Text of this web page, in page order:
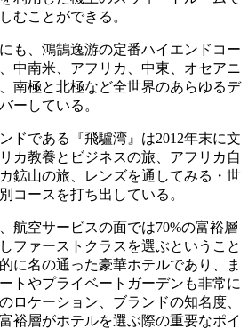
むことができる。
も、鴻鵠逸游の定番ハイエンドコー
中南米、アフリカ、中東、オセアニ
南極と北極など全世界のあらゆるデ
ーしている。
ドである『飛驢湾』は2012年末に文
カ教養とビジネスの旅、アフリカ自
鉱山の旅、レンズを通してみる・世
コースを打ち出している。
航空サービスの面では70%の富裕層
ファーストクラスを選ぶということ
に名の通った豪華ホテルであり、ま
トやプライベートガーデンも非常に
ロケーション、ブランドの知名度、
裕層がホテルを選ぶ際の重要なポイ